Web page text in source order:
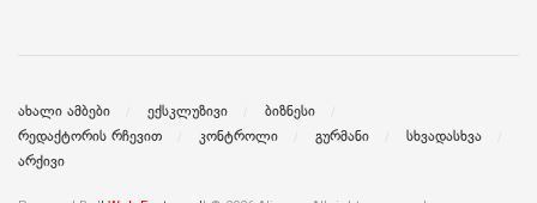
ახალი ამბები ექსკლუზივი
ბიზნესი
რედაქტორის რჩევით
კონტროლი გურმანი
სხვადასხვა
არქივი